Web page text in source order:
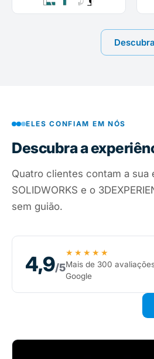
ELES CONFIAM EM NÓS
Descubra a
Quatro clientes contam a sua
SOLIDWORKS e o
sem guião.
4,9/5
★★★★★
Mais de 300
Google